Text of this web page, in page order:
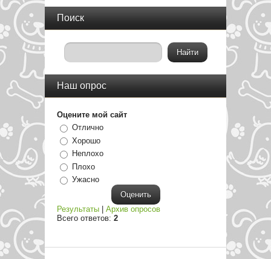
Поиск
Наш опрос
Оцените мой сайт
Отлично
Хорошо
Неплохо
Плохо
Ужасно
Результаты
Архив опросов
Всего ответов: 2